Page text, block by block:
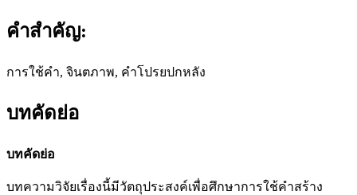
คำสำคัญ:
การใช้คำ, จินตภาพ, คำโปรยปกหลัง
บทคัดย่อ
บทคัดย่อ
บทความวิจัยเรื่องนี้มีวัตถุประสงค์เพื่อศึกษาการใช้คำสร้าง